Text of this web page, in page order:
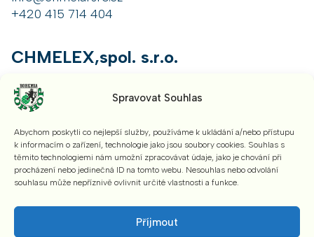
Spravovat Souhlas
Abychom poskytli co nejlepší služby, používáme k ukládání a/nebo přístupu
k informacím o zařízení, technologie jako jsou soubory cookies. Souhlas s
těmito technologiemi nám umožní zpracovávat údaje, jako je chování při
procházení nebo jedinečná ID na tomto webu. Nesouhlas nebo odvolání
souhlasu může nepříznivě ovlivnit určité vlastnosti a funkce.
Příjmout
+420 415 714 404
CHMELEX,spol. s.r.o.
Hořesedly 12, 270 04 Hořesedly, Czech Republic
info@chmelex.cz
Petrohradská, společnost s ručením
Hořesedly 12, 270 04 Hořesedly, Czech Republic